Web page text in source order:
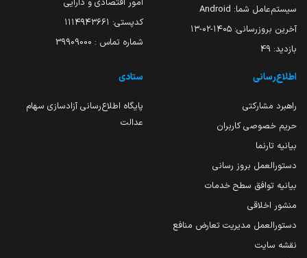
سیستم‌عامل شما: Android
آخرین بروزرسانی: ۱۴۰۵-۰۲-۱۳
بازدید: 49
کدپستی: ۱۱۱۴۹۴۳۶۶۱
شماره تماس : 39909000
اطلاع‌رسانی
راهبرد مشارکتی
حریم خصوصی کاربران
بیانیه تارنما
دستورالعمل بروز رسانی
بیانیه توافق سطح خدمات
منشور اخلاقی
دستورالعمل مدیریت تعارض منافع
نقشه سایت
ستادی
پایگاه اطلاع‌رسانی آزادسازی سهام
عدالت